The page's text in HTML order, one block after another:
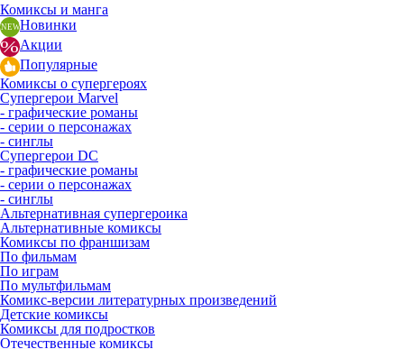
Комиксы и манга
Новинки
Акции
Популярные
Комиксы о супергероях
Супергерои Marvel
- графические романы
- серии о персонажах
- синглы
Супергерои DC
- графические романы
- серии о персонажах
- синглы
Альтернативная супергероика
Альтернативные комиксы
Комиксы по франшизам
По фильмам
По играм
По мультфильмам
Комикс-версии литературных произведений
Детские комиксы
Комиксы для подростков
Отечественные комиксы